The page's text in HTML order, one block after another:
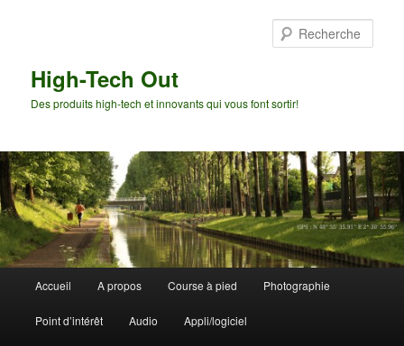
High-Tech Out
Des produits high-tech et innovants qui vous font sortir!
principal
Accueil A propos Course à pied Photographie
Point d’intérêt Audio Appli/logiciel